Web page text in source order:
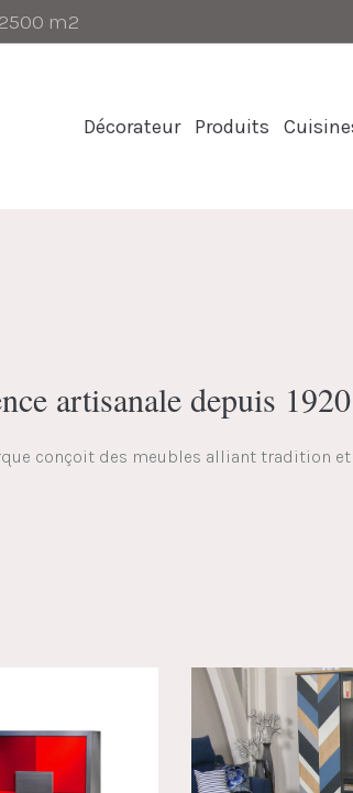
m2
Décorateur Produits
artisanale depuis
conçoit des meubles alliant tradition